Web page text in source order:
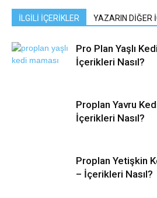
İLGİLİ İÇERİKLER YAZARIN DİĞER
Pro Plan Yaşlı
İçerikleri Nasıl?
Proplan Yavru
İçerikleri Nasıl?
Proplan Yetişkin
– İçerikleri Nasıl?